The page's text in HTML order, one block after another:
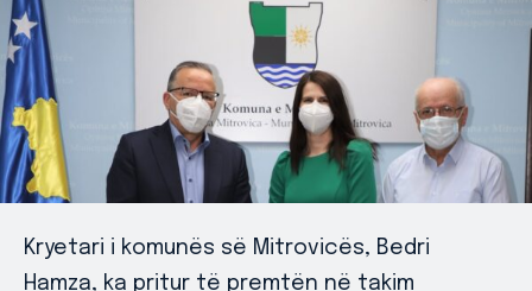
Kryetari i komunës së Mitrovicës, Bedri
Hamza, ka pritur të premtën në takim